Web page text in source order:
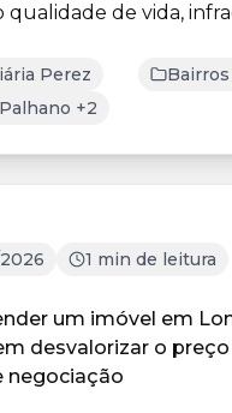
qualidade de vida,
Perez
+2
1 min de leitura
um imóvel em
desvalorizar o
negociação